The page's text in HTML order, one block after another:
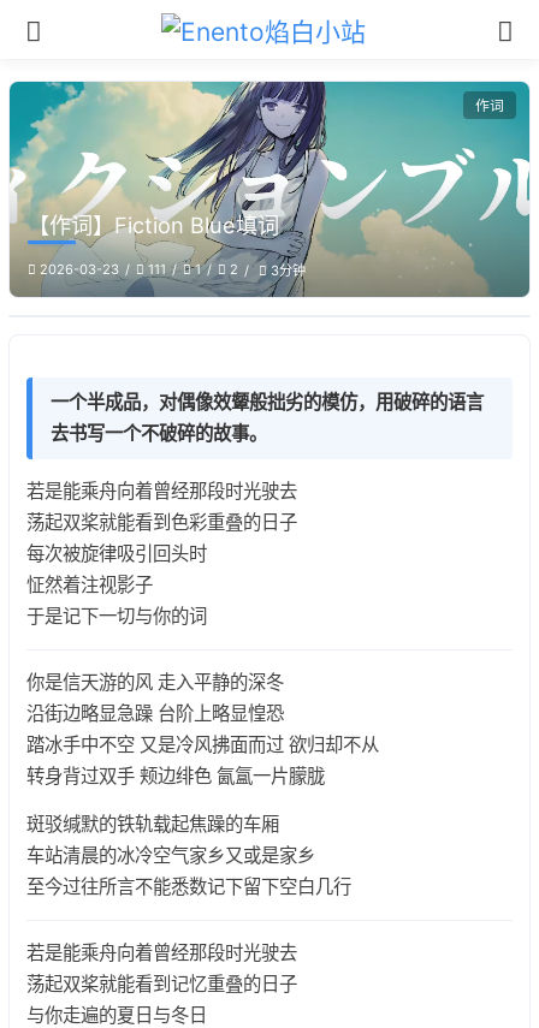
作词
【作词】Fiction Blue填词
2026-03-23 111 1 2 3分钟
一个半成品，对偶像效颦般拙劣的模仿，用破碎的语言
去书写一个不破碎的故事。
若是能乘舟向着曾经那段时光驶去
荡起双桨就能看到色彩重叠的日子
每次被旋律吸引回头时
怔然着注视影子
于是记下一切与你的词
你是信天游的风 走入平静的深冬
沿街边略显急躁 台阶上略显惶恐
踏冰手中不空 又是冷风拂面而过 欲归却不从
转身背过双手 颊边绯色 氤氲一片朦胧
斑驳缄默的铁轨载起焦躁的车厢
车站清晨的冰冷空气家乡又或是家乡
至今过往所言不能悉数记下留下空白几行
若是能乘舟向着曾经那段时光驶去
荡起双桨就能看到记忆重叠的日子
与你走遍的夏日与冬日